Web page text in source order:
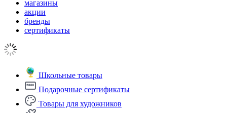
магазины
акции
бренды
сертификаты
Школьные товары
Подарочные сертификаты
Товары для художников